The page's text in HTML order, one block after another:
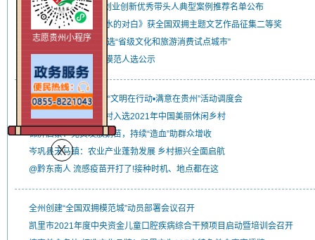
黔东南1人!全国农村创业创新优秀带头人典型案例推荐名单公布
黎平县：歌曲《鱼和水的对白》获全国双拥主题文艺作品征集二等奖
公示中!黔东南州拟入选“省级文化和旅游消费试点城市”
黔东南州第六届道德模范人选公示
黔东南州召开2021年“文明在行动•满意在贵州”活动调度会
台江县施洞镇岗党略村入选2021年中国美丽休闲乡村
锦屏启蒙：免费发放鹅苗，持续“造血”助群众增收
岑巩县天马镇：农业产业蓬勃发展 乡村振兴全面启航
@黔东南人 流感疫苗开打了!接种时机、地点都在这
全州创建“全国双拥模范城”动员部署会议召开
凯里市2021年度中央资金儿童口腔疾病综合干预项目启动暨培训会召开
志愿贵州小程序